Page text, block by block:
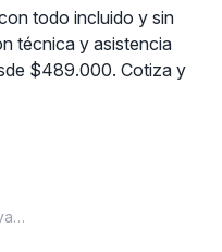
todo incluido y sin
técnica y asistencia
$489.000. Cotiza y